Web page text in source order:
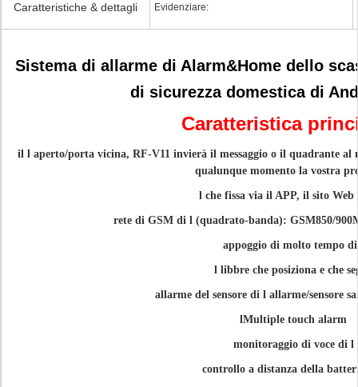
Caratteristiche & dettagli Evidenziare:
Sistema di allarme di Alarm&Home dello
di sicurezza domestica di
Caratteristica
il l aperto/porta vicina, RF-V11 invierà il messaggio o il quadrante
qualunque momento la vostra
l che fissa via il APP, il sito Web
rete di GSM di l (quadrato-banda): GSM850/
appoggio di molto tempo di
l libbre che posiziona e che
allarme del sensore di l allarme/sensore
lMultiple touch alarm
monitoraggio di voce di l
controllo a distanza della